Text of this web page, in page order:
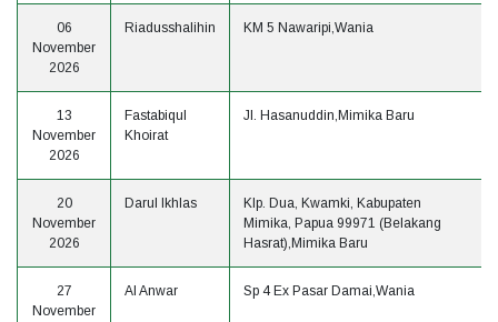
06
November
2026
Riadusshalihin KM 5 Nawaripi,Wania
13
November
2026
Fastabiqul
Khoirat
Jl. Hasanuddin,Mimika Baru
20
November
2026
Darul Ikhlas
Klp. Dua, Kwamki, Kabupaten
Mimika, Papua 99971 (Belakang
Hasrat),Mimika Baru
27
November
Al Anwar Sp 4 Ex Pasar Damai,Wania